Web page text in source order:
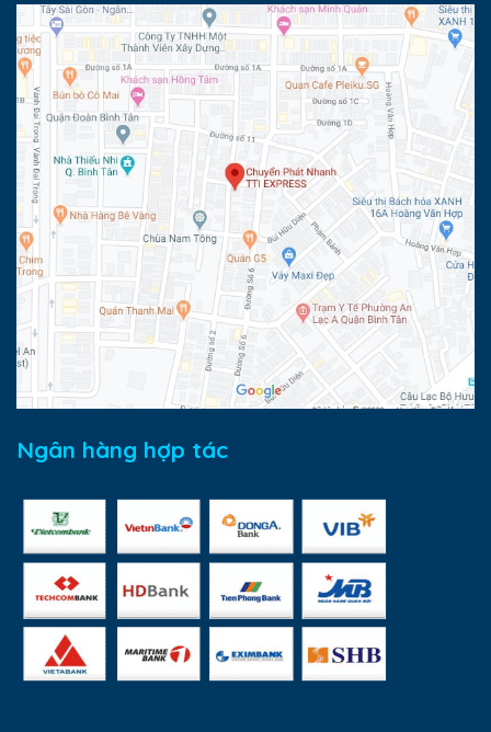
Ngân hàng hợp tác